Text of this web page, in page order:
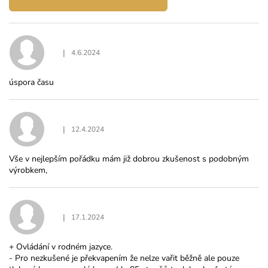
V
ý
p
i
s
o
d
o
c
e
n
í
Hodnocení produktu je 5 z 5 hvězdiček.
| 4.6.2024
úspora času
Hodnocení produktu je 5 z 5 hvězdiček.
| 12.4.2024
Vše v nejlepším pořádku mám již dobrou zkušenost s podobným
výrobkem,
Hodnocení produktu je 4 z 5 hvězdiček.
| 17.1.2024
+ Ovládání v rodném jazyce.
- Pro nezkušené je překvapením že nelze vařit běžně ale pouze